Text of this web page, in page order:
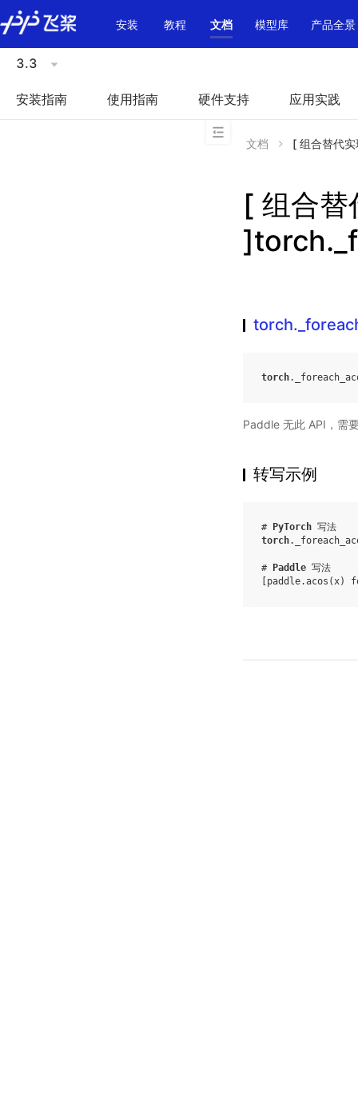
\u200E
安装
教程 文档 模型库 产品全景
3.3
安装指南 使用指南 硬件支持 应用实践
文档 [ 组合替代
[ 组合替
torch.
Paddle 无此 API，需
转写示例
# PyTorch 写法
torch.
# Paddle 写法
paddle.acos (x)